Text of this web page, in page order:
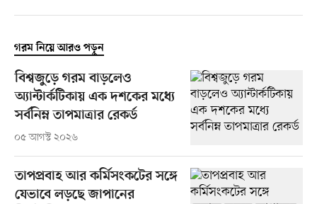
গরম নিয়ে আরও পড়ুন
বিশ্বজুড়ে গরম বাড়লেও
অ্যান্টার্কটিকায় এক দশকের মধ্যে
সর্বনিম্ন তাপমাত্রার রেকর্ড
০৫ আগস্ট ২০২৬
তাপপ্রবাহ আর কর্মিসংকটের সঙ্গে
যেভাবে লড়ছে জাপানের